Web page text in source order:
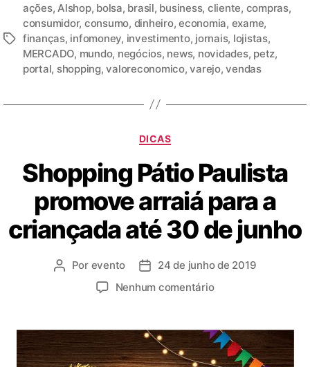
ações,Alshop, bolsa, brasil, business, cliente, compras,
consumidor, consumo, dinheiro,economia, exame,
finanças, infomoney, investimento, jornais, lojistas,
MERCADO, mundo, negócios, news, novidades, petz,
portal, shopping,valoreconomico,varejo,vendas
DICAS
Shopping Pátio Paulista
promove arraiá para a
criançada até 30 de junho
Por evento
24 de junho de 2019
Nenhum comentário